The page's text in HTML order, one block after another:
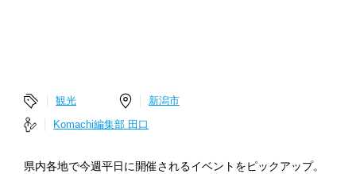
観光
新潟市
Komachi編集部 田口
県内各地で今週平日に開催されるイベントをピックアップ。